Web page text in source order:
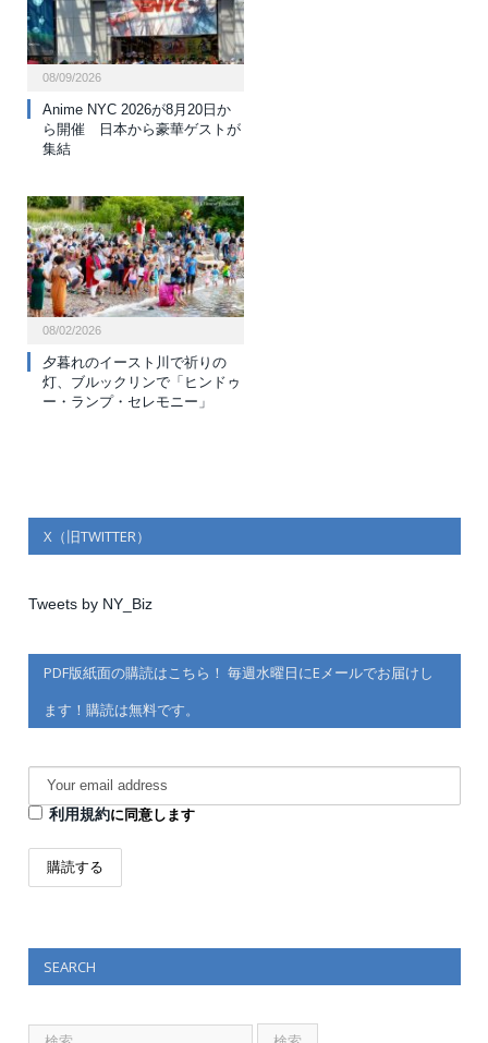
08/09/2026
Anime NYC 2026が8月20日か
ら開催 日本から豪華ゲストが
集結
08/02/2026
夕暮れのイースト川で祈りの
灯、ブルックリンで「ヒンドゥ
ー・ランプ・セレモニー」
X（旧TWITTER）
Tweets by NY_Biz
PDF版紙面の購読はこちら！ 毎週水曜日にEメールでお届けし
ます！購読は無料です。
利用規約に同意します
SEARCH